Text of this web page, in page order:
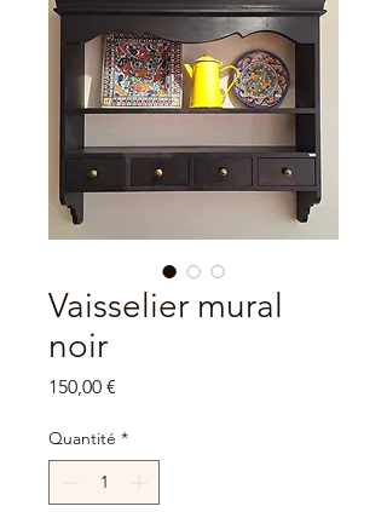
Vaisselier mural
noir
150,00 €
Quantité *